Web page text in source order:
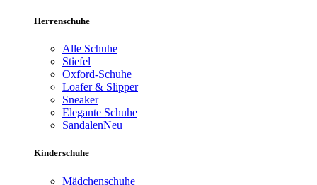
Herrenschuhe
Alle Schuhe
Stiefel
Oxford-Schuhe
Loafer & Slipper
Sneaker
Elegante Schuhe
SandalenNeu
Kinderschuhe
Mädchenschuhe